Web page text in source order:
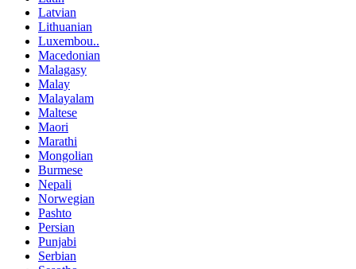
Latvian
Lithuanian
Luxembou..
Macedonian
Malagasy
Malay
Malayalam
Maltese
Maori
Marathi
Mongolian
Burmese
Nepali
Norwegian
Pashto
Persian
Punjabi
Serbian